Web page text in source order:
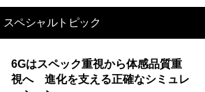
スペシャルトピック
6Gはスペック重視から体感品質重
視へ 進化を支える正確なシミュレ